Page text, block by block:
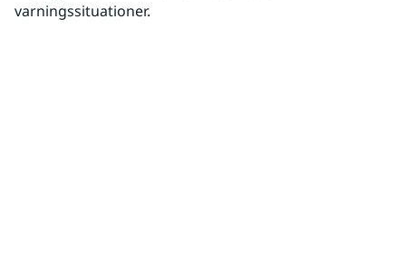
varningssituationer.